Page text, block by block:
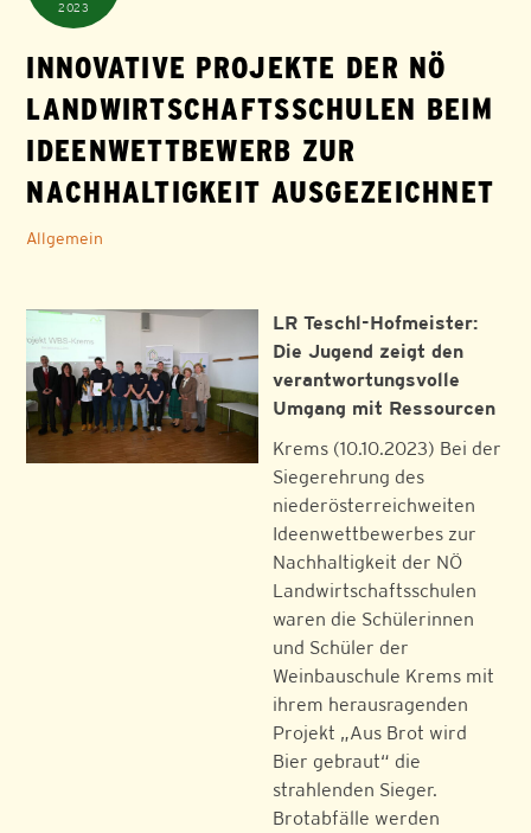
2023
INNOVATIVE PROJEKTE DER NÖ
LANDWIRTSCHAFTSSCHULEN BEIM
IDEENWETTBEWERB ZUR
NACHHALTIGKEIT AUSGEZEICHNET
Allgemein
LR Teschl-Hofmeister:
Die Jugend zeigt den
verantwortungsvolle
Umgang mit Ressourcen
Krems (10.10.2023) Bei der
Siegerehrung des
niederösterreichweiten
Ideenwettbewerbes zur
Nachhaltigkeit der NÖ
Landwirtschaftsschulen
waren die Schülerinnen
und Schüler der
Weinbauschule Krems mit
ihrem herausragenden
Projekt „Aus Brot wird
Bier gebraut“ die
strahlenden Sieger.
Brotabfälle werden